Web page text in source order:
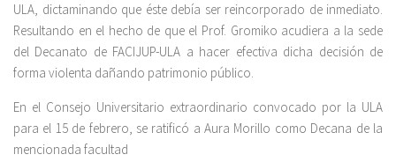
ULA, dictaminando que éste debía ser reincorporado de inmediato.
Resultando en el hecho de que el Prof. Gromiko acudiera a la sede
del Decanato de FACIJUP-ULA a hacer efectiva dicha decisión de
forma violenta dañando patrimonio público.
En el Consejo Universitario extraordinario convocado por la ULA
para el 15 de febrero, se ratificó a Aura Morillo como Decana de la
mencionada facultad